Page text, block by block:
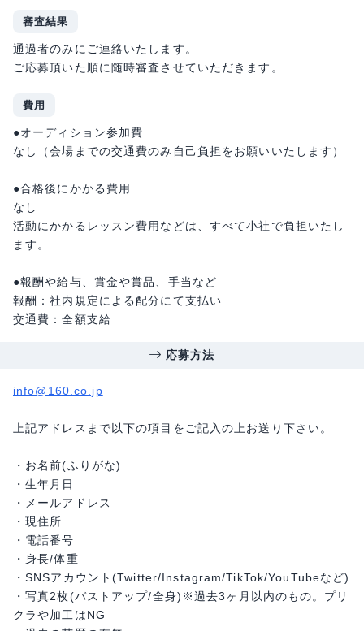
審査結果
通過者のみにご連絡いたします。
ご応募頂いた順に随時審査させていただきます。
費用
●オーディション参加費
なし（会場までの交通費のみ自己負担をお願いいたします）
●合格後にかかる費用
なし
活動にかかるレッスン費用などは、すべて小社で負担いたし
ます。
●報酬や給与、賞金や賞品、手当など
報酬：社内規定による配分にて支払い
交通費：全額支給
応募方法
info@160.co.jp
上記アドレスまで以下の項目をご記入の上お送り下さい。
・お名前(ふりがな)
・生年月日
・メールアドレス
・現住所
・電話番号
・身長/体重
・SNSアカウント(Twitter/Instagram/TikTok/YouTubeなど)
・写真2枚(バストアップ/全身)※過去3ヶ月以内のもの。プリ
クラや加工はNG